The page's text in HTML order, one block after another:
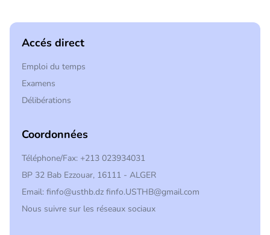
Accés direct
Emploi du temps
Examens
Délibérations
Coordonnées
Téléphone/Fax: +213 023934031
BP 32 Bab Ezzouar, 16111 - ALGER
Email: finfo@usthb.dz finfo.USTHB@gmail.com
Nous suivre sur les réseaux sociaux